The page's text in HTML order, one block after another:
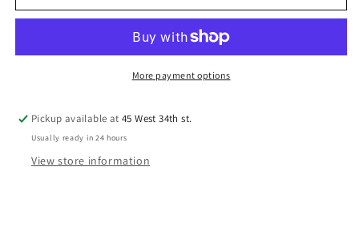
주
렌
Desktop
주
렌
Desktop
More payment options
Pickup available at45 West 34th st.
Usually ready in 24 hours
View store information